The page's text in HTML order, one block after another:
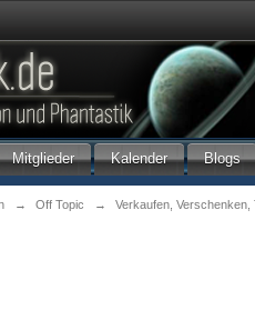
Mitglieder Kalender Blogs
→ Off Topic → Verkaufen, Verschenken,